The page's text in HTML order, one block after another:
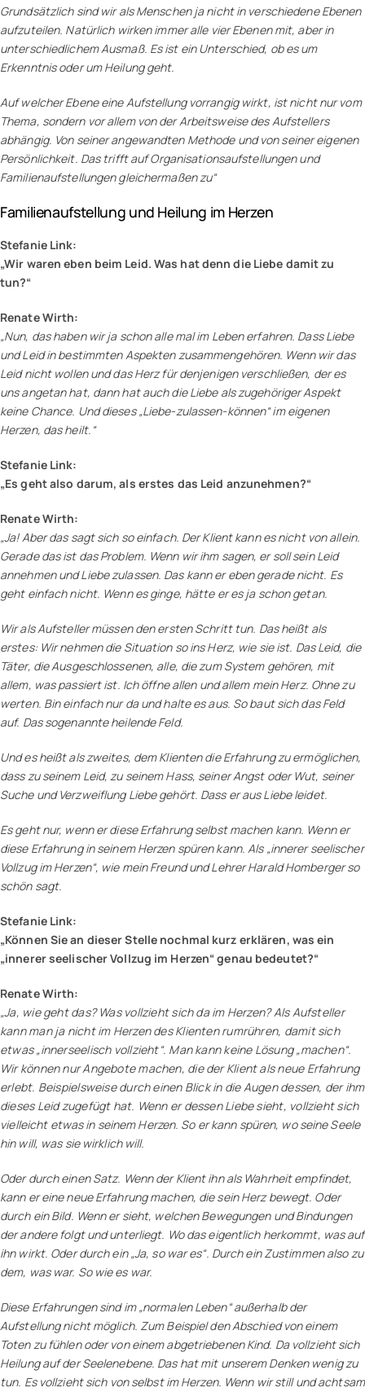
Grundsätzlich sind wir als Menschen ja nicht in verschiedene Ebenen
aufzuteilen. Natürlich wirken immer alle vier Ebenen mit, aber in
unterschiedlichem Ausmaß. Es ist ein Unterschied, ob es um
Erkenntnis oder um Heilung geht.
Auf welcher Ebene eine Aufstellung vorrangig wirkt, ist nicht nur vom
Thema, sondern vor allem von der Arbeitsweise des Aufstellers
abhängig. Von seiner angewandten Methode und von seiner eigenen
Persönlichkeit. Das trifft auf Organisationsaufstellungen und
Familienaufstellungen gleichermaßen zu“
Familienaufstellung und Heilung im Herzen
Stefanie Link:
„Wir waren eben beim Leid. Was hat denn die Liebe damit zu
tun?“
Renate Wirth:
„Nun, das haben wir ja schon alle mal im Leben erfahren. Dass Liebe
und Leid in bestimmten Aspekten zusammengehören. Wenn wir das
Leid nicht wollen und das Herz für denjenigen verschließen, der es
uns angetan hat, dann hat auch die Liebe als zugehöriger Aspekt
keine Chance. Und dieses „Liebe-zulassen-können“ im eigenen
Herzen, das heilt.“
Stefanie Link:
„Es geht also darum, als erstes das Leid anzunehmen?“
Renate Wirth:
„Ja! Aber das sagt sich so einfach. Der Klient kann es nicht von allein.
Gerade das ist das Problem. Wenn wir ihm sagen, er soll sein Leid
annehmen und Liebe zulassen. Das kann er eben gerade nicht. Es
geht einfach nicht. Wenn es ginge, hätte er es ja schon getan.
Wir als Aufsteller müssen den ersten Schritt tun. Das heißt als
erstes: Wir nehmen die Situation so ins Herz, wie sie ist. Das Leid, die
Täter, die Ausgeschlossenen, alle, die zum System gehören, mit
allem, was passiert ist. Ich öffne allen und allem mein Herz. Ohne zu
werten. Bin einfach nur da und halte es aus. So baut sich das Feld
auf. Das sogenannte heilende Feld.
Und es heißt als zweites, dem Klienten die Erfahrung zu ermöglichen,
dass zu seinem Leid, zu seinem Hass, seiner Angst oder Wut, seiner
Suche und Verzweiflung Liebe gehört. Dass er aus Liebe leidet.
Es geht nur, wenn er diese Erfahrung selbst machen kann. Wenn er
diese Erfahrung in seinem Herzen spüren kann. Als „innerer seelischer
Vollzug im Herzen“, wie mein Freund und Lehrer Harald Homberger so
schön sagt.
Stefanie Link:
„Können Sie an dieser Stelle nochmal kurz erklären, was ein
„innerer seelischer Vollzug im Herzen“ genau bedeutet?“
Renate Wirth:
„Ja, wie geht das? Was vollzieht sich da im Herzen? Als Aufsteller
kann man ja nicht im Herzen des Klienten rumrühren, damit sich
etwas „innerseelisch vollzieht“. Man kann keine Lösung „machen“.
Wir können nur Angebote machen, die der Klient als neue Erfahrung
erlebt. Beispielsweise durch einen Blick in die Augen dessen, der ihm
dieses Leid zugefügt hat. Wenn er dessen Liebe sieht, vollzieht sich
vielleicht etwas in seinem Herzen. So er kann spüren, wo seine Seele
hin will, was sie wirklich will.
Oder durch einen Satz. Wenn der Klient ihn als Wahrheit empfindet,
kann er eine neue Erfahrung machen, die sein Herz bewegt. Oder
durch ein Bild. Wenn er sieht, welchen Bewegungen und Bindungen
der andere folgt und unterliegt. Wo das eigentlich herkommt, was auf
ihn wirkt. Oder durch ein „Ja, so war es“. Durch ein Zustimmen also zu
dem, was war. So wie es war.
Diese Erfahrungen sind im „normalen Leben“ außerhalb der
Aufstellung nicht möglich. Zum Beispiel den Abschied von einem
Toten zu fühlen oder von einem abgetriebenen Kind. Da vollzieht sich
Heilung auf der Seelenebene. Das hat mit unserem Denken wenig zu
tun. Es vollzieht sich von selbst im Herzen. Wenn wir still und achtsam